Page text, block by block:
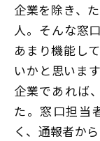
企業を除き、
人。そんな窓
あまり機能し
いかと思いま
企業であれば
た。窓口担当
く、通報者か